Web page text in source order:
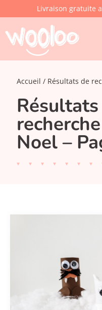
Livraison gratuite
Accueil Résultats de
Noel –